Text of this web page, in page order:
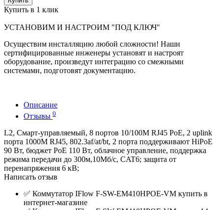
Купить в 1 клик
УСТАНОВИМ И НАСТРОИМ "ПОД КЛЮЧ"
Осуществим инсталляцию любой сложности! Наши
сертифицированные инженеры установят и настроят
оборудование, произведут интеграцию со смежными
системами, подготовят документацию.
Описание
Отзывы 0
L2, Смарт-управляемый, 8 портов 10/100M RJ45 PoE, 2 uplink
порта 1000М RJ45, 802.3af/at/bt, 2 порта поддерживают HiPoE
90 Вт, бюджет PoE 110 Вт, облачное управление, поддержка
режима передачи до 300м,10Мб/с, CAT6; защита от
перенапряжения 6 кВ;
Написать отзыв
✅ Коммутатор IFlow F-SW-EM410HPOE-VM купить в
интернет-магазине